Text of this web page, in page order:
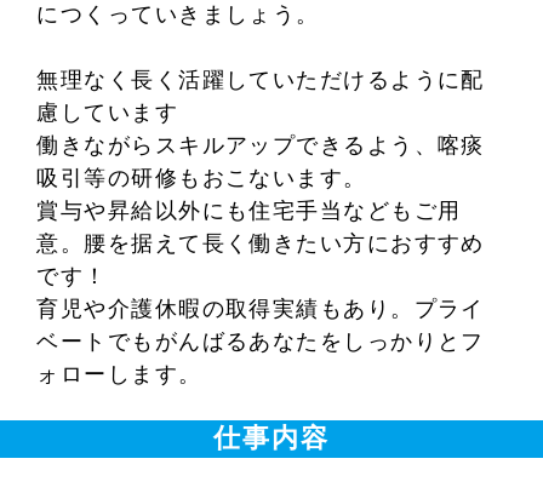
につくっていきましょう。
無理なく長く活躍していただけるように配
慮しています
働きながらスキルアップできるよう、喀痰
吸引等の研修もおこないます。
賞与や昇給以外にも住宅手当などもご用
意。腰を据えて長く働きたい方におすすめ
です！
育児や介護休暇の取得実績もあり。プライ
ベートでもがんばるあなたをしっかりとフ
ォローします。
仕事内容